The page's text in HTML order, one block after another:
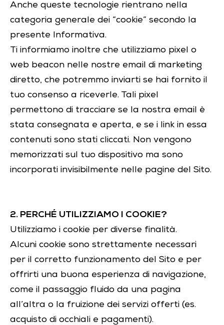
Anche queste tecnologie rientrano nella
categoria generale dei “cookie” secondo la
presente Informativa.
Ti informiamo inoltre che utilizziamo pixel o
web beacon nelle nostre email di marketing
diretto, che potremmo inviarti se hai fornito il
tuo consenso a riceverle. Tali pixel
permettono di tracciare se la nostra email è
stata consegnata e aperta, e se i link in essa
contenuti sono stati cliccati. Non vengono
memorizzati sul tuo dispositivo ma sono
incorporati invisibilmente nelle pagine del Sito.
2. PERCHÉ UTILIZZIAMO I COOKIE?
Utilizziamo i cookie per diverse finalità.
Alcuni cookie sono strettamente necessari
per il corretto funzionamento del Sito e per
offrirti una buona esperienza di navigazione,
come il passaggio fluido da una pagina
all’altra o la fruizione dei servizi offerti (es.
acquisto di occhiali e pagamenti).